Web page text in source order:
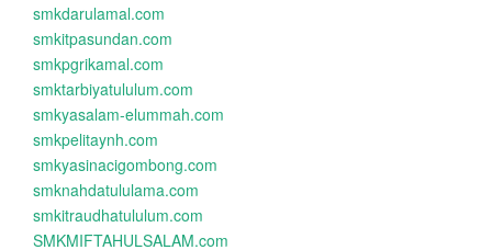
smkdarulamal.com
smkitpasundan.com
smkpgrikamal.com
smktarbiyatululum.com
smkyasalam-elummah.com
smkpelitaynh.com
smkyasinacigombong.com
smknahdatululama.com
smkitraudhatululum.com
SMKMIFTAHULSALAM.com